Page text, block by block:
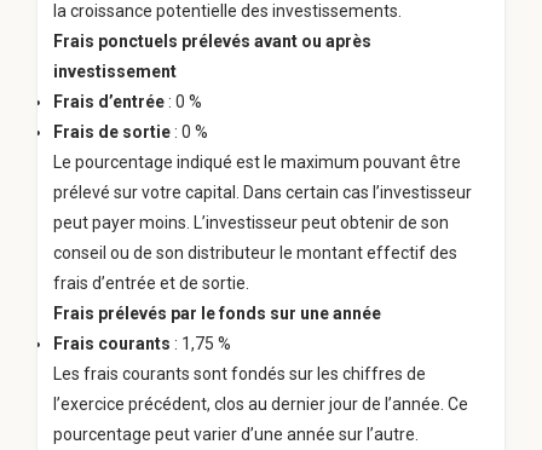
la croissance potentielle des investissements.
Frais ponctuels prélevés avant ou après
investissement
Frais d’entrée : 0 %
Frais de sortie : 0 %
Le pourcentage indiqué est le maximum pouvant être
prélevé sur votre capital. Dans certain cas l’investisseur
peut payer moins. L’investisseur peut obtenir de son
conseil ou de son distributeur le montant effectif des
frais d’entrée et de sortie.
Frais prélevés par le fonds sur une année
Frais courants : 1,75 %
Les frais courants sont fondés sur les chiffres de
l’exercice précédent, clos au dernier jour de l’année. Ce
pourcentage peut varier d’une année sur l’autre.